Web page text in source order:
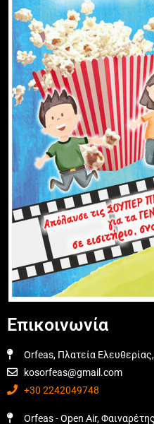
Επικοινωνία
Orfeas, Πλατεία
kosorfeas@gmail.com
+30 2242049748
Orfeas - Open Air,